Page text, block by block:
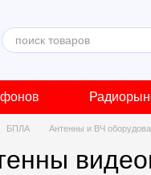
БПЛА Антенны и ВЧ